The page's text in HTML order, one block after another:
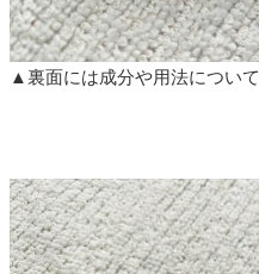
▲裏面には成分や用法につい